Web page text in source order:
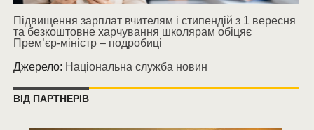
Підвищення зарплат вчителям і стипендій з 1 вересня
та безкоштовне харчування школярам обіцяє
Прем’єр-міністр – подробиці
Джерело: Національна служба новин
ВІД ПАРТНЕРІВ